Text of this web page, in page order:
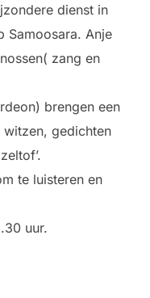
dienst in
Samoosara. Anje
zang en
brengen een
gedichten
te luisteren en
uur.